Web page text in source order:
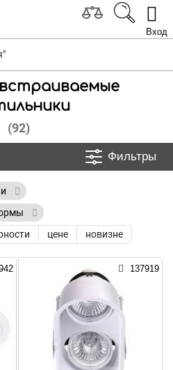
Вход
(92)
Фильтры
цене новизне
137919